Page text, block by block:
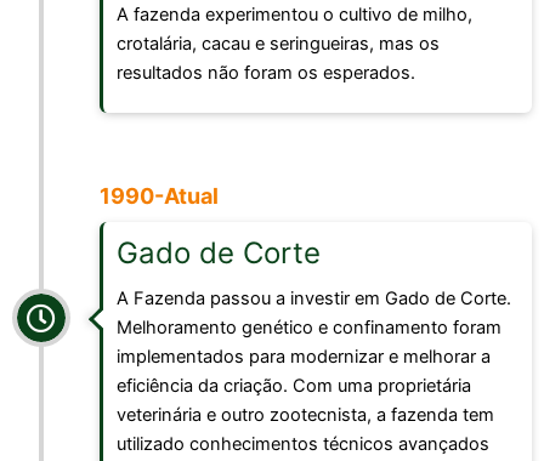
A fazenda experimentou o cultivo de milho,
crotalária, cacau e seringueiras, mas os
resultados não foram os esperados.
1990-Atual
Gado de Corte
A Fazenda passou a investir em Gado de Corte.
Melhoramento genético e confinamento foram
implementados para modernizar e melhorar a
eficiência da criação. Com uma proprietária
veterinária e outro zootecnista, a fazenda tem
utilizado conhecimentos técnicos avançados